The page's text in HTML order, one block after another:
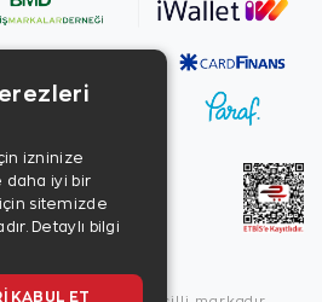
izninize
daha iyi bir
sitemizde
Detaylı bilgi
KABUL ET